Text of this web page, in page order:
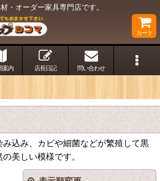
・オーダー家具専門店です。
カート
案内 店長日記 問い合わせ
込み、カビや細菌などが繁殖して黒
美しい模様です。